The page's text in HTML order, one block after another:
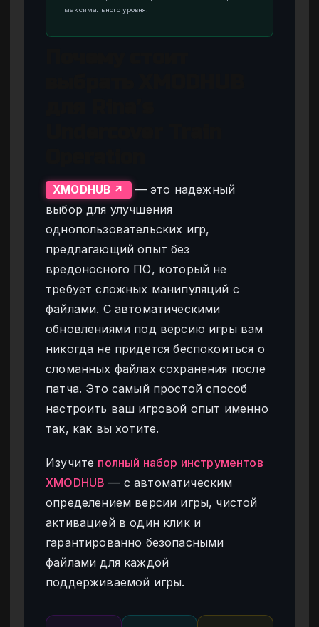
максимального уровня.
XMODHUB ↗
— это надежный
выбор для улучшения
однопользовательских игр,
предлагающий опыт без
вредоносного ПО, который не
требует сложных манипуляций с
файлами. С автоматическими
обновлениями под версию игры вам
никогда не придется беспокоиться о
сломанных файлах сохранения после
патча. Это самый простой способ
настроить ваш игровой опыт именно
так, как вы хотите.
Изучите полный набор инструментов
XMODHUB — с автоматическим
определением версии игры, чистой
активацией в один клик и
гарантированно безопасными
файлами для каждой
поддерживаемой игры.